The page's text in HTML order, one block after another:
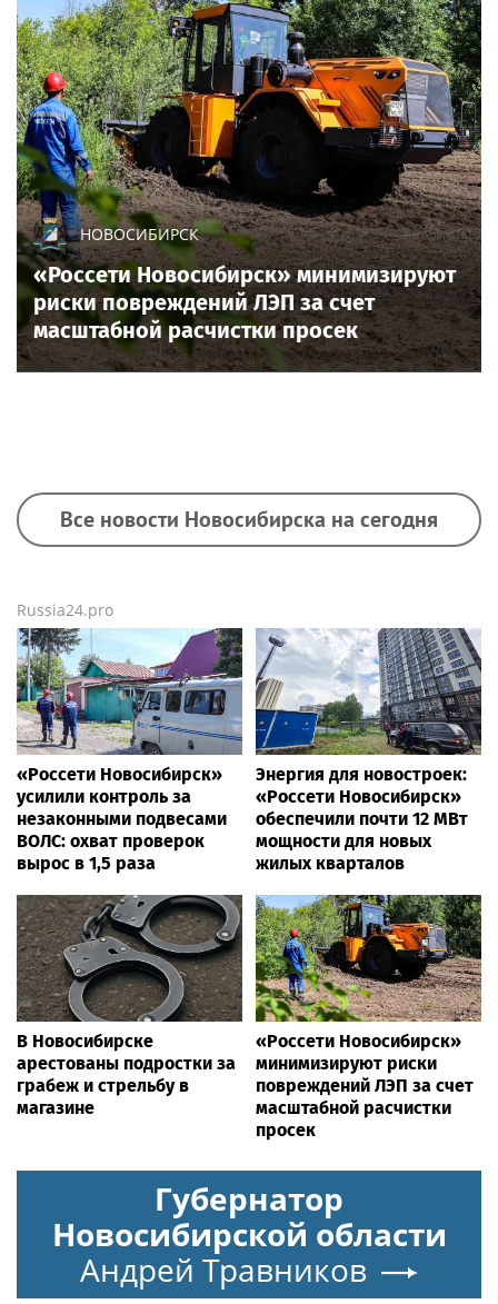
НОВОСИБИРСК
«Россети Новосибирск» минимизируют
риски повреждений ЛЭП за счет
масштабной расчистки просек
Все новости Новосибирска на сегодня
Russia24.pro
«Россети Новосибирск»
усилили контроль за
незаконными подвесами
ВОЛС: охват проверок
вырос в 1,5 раза
Энергия для новостроек:
«Россети Новосибирск»
обеспечили почти 12 МВт
мощности для новых
жилых кварталов
В Новосибирске
арестованы подростки за
грабеж и стрельбу в
магазине
«Россети Новосибирск»
минимизируют риски
повреждений ЛЭП за счет
масштабной расчистки
просек
Губернатор
Новосибирской области
Андрей Травников